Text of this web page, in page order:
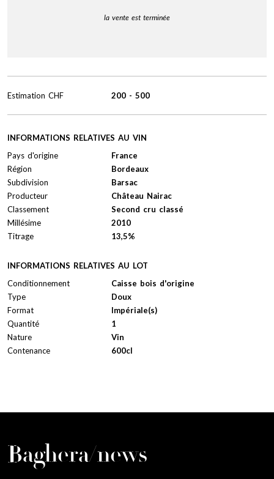
la vente est terminée
INFORMATIONS RELATIVES AU VIN
Pays d'origine
France
Région
Bordeaux
Subdivision
Barsac
Producteur
Château Nairac
Classement
Second cru classé
Millésime
2010
Titrage
13,5%
INFORMATIONS RELATIVES AU LOT
Conditionnement
Caisse bois d'origine
Type
Doux
Format
Impériale(s)
Quantité
1
Nature
Vin
Contenance
600cl
Estimation CHF 200 - 500
Baghera/news